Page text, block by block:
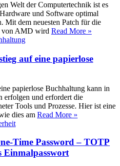
Welt der Computertechnik ist es
und Software optimal
Mit dem neuesten Patch für die
von AMD wird Read More »
auf eine papierlose
papierlose Buchhaltung kann in
erfolgen und erfordert die
Tools und Prozesse. Hier ist eine
dies am Read More »
Time Password – TOTP
Einmalpasswort